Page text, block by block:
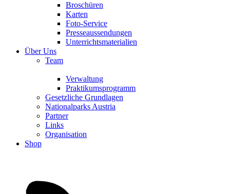
Broschüren
Karten
Foto-Service
Presseaussendungen
Unterrichtsmaterialien
Über Uns
Team
Verwaltung
Praktikumsprogramm
Gesetzliche Grundlagen
Nationalparks Austria
Partner
Links
Organisation
Shop